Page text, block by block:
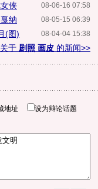
08-06-16 07:58
侠
08-05-15 06:39
纳
08-04-04 15:38
(图)
于 剧照 画皮 的新闻>>
地址 设为辩论话题